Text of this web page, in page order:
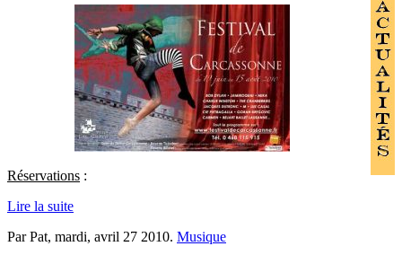
Réservations :
Lire la suite
Par Pat, mardi, avril 27 2010. Musique